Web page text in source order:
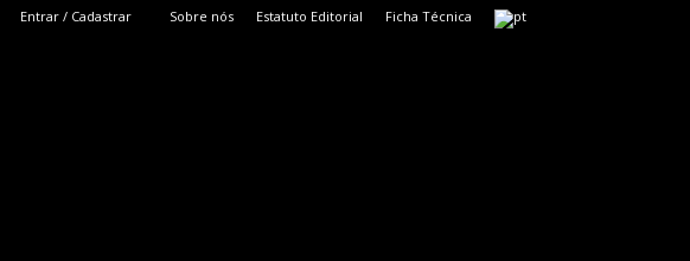
Entrar / Cadastrar Sobre nós Estatuto Editorial Ficha Técnica